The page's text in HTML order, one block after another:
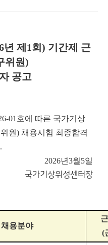
년 제1회) 기간제 근
위원)
공고
01호에 따른 국가기상
원) 채용시험 최종합격
2026년3월5일
국가기상위성센터장
채용분야
(